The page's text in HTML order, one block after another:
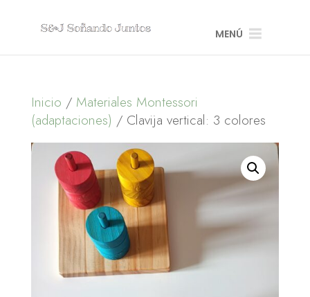
MENÚ
Inicio / Materiales Montessori
(adaptaciones) / Clavija vertical: 3 colores